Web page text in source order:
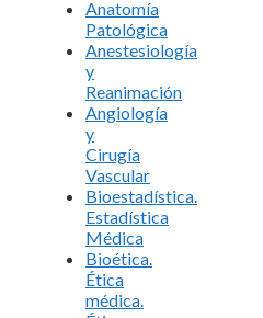
Anatomía
Patológica
Anestesiología
y
Reanimación
Angiología
y
Cirugía
Vascular
Bioestadística.
Estadística
Médica
Bioética.
Ética
médica.